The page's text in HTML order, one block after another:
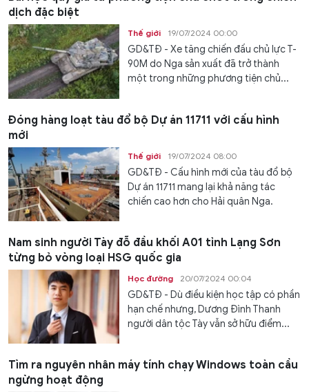
dịch đặc biệt
Thế giới 19/07/2024 00:00
GD&TĐ - Xe tăng chiến đấu chủ lực T-
90M do Nga sản xuất đã trở thành
một trong những phương tiện chủ...
Đóng hàng loạt tàu đổ bộ Dự án 11711 với cấu hình
mới
Thế giới 19/07/2024 08:00
GD&TĐ - Cấu hình mới của tàu đổ bộ
Dự án 11711 mang lại khả năng tác
chiến cao hơn cho Hải quân Nga.
Nam sinh người Tày đỗ đầu khối A01 tỉnh Lạng Sơn
từng bỏ vòng loại HSG quốc gia
Học đường 20/07/2024 00:04
GD&TĐ - Dù điều kiện học tập có phần
hạn chế nhưng, Dương Đình Thanh
người dân tộc Tày vẫn sở hữu điểm...
Tìm ra nguyên nhân máy tính chạy Windows toàn cầu
ngừng hoạt động